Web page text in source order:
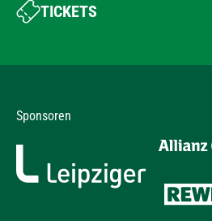
TICKETS
Sponsoren